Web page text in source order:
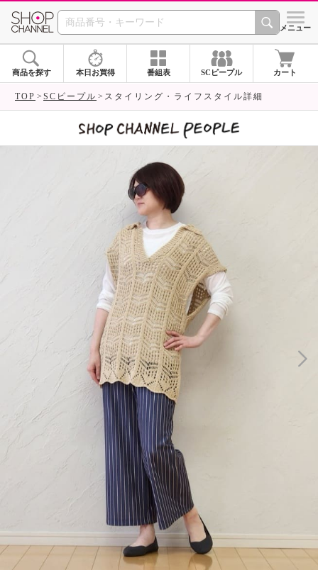
SHOP CHANNEL シメニュー
商品を探す 本日お買得 番組表 SCピープル カート
TOP SCピープル スタイリング・ライフスタイル詳細